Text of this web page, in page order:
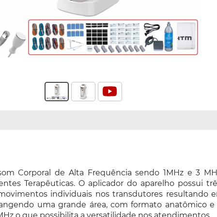
Corporal de Alta Frequência sendo 1MHz e 3
Terapêuticas. O aplicador do aparelho possui
individuais nos transdutores resultando
uma grande área, com formato anatômico